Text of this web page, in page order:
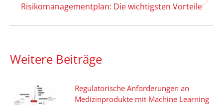
Nächster
Risikomanagementplan: Die wichtigsten Vorteile
Weitere Beiträge
Regulatorische Anforderungen an
Medizinprodukte mit Machine Learning